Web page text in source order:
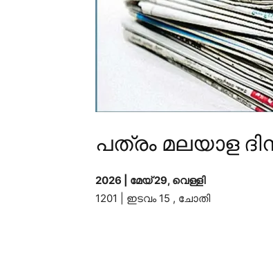
പത്രം മലയാള
2026 | മേയ് 29, വെള്ളി
1201 | ഇടവം 15 , ചോതി